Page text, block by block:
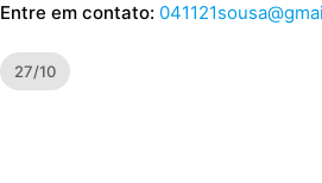
Entre em contato:
27/10